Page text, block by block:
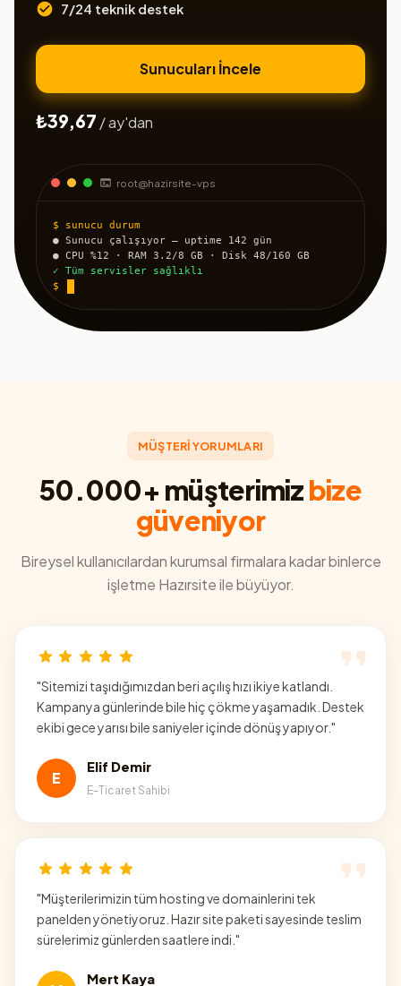
root@hazirsite-vps
$ sunucu durum
● Sunucu çalışıyor — uptime 142 gün
● CPU %12 · RAM 3.2/8 GB · Disk 48/160 GB
✓ Tüm servisler sağlıklı
$
7/24 teknik destek
Sunucuları İncele
₺39,67 / ay'dan
MÜŞTERİ YORUMLARI
50.000+ müşterimizbize
güveniyor
Bireysel kullanıcılardan kurumsal firmalara kadar binlerce
işletme Hazırsite ile büyüyor.
"Sitemizi taşıdığımızdan beri açılış hızı ikiye katlandı.
Kampanya günlerinde bile hiç çökme yaşamadık. Destek
ekibi gece yarısı bile saniyeler içinde dönüş yapıyor."
E
Elif Demir
E-Ticaret Sahibi
"Müşterilerimizin tüm hosting ve domainlerini tek
panelden yönetiyoruz. Hazır site paketi sayesinde teslim
sürelerimiz günlerden saatlere indi. "
Mert Kaya